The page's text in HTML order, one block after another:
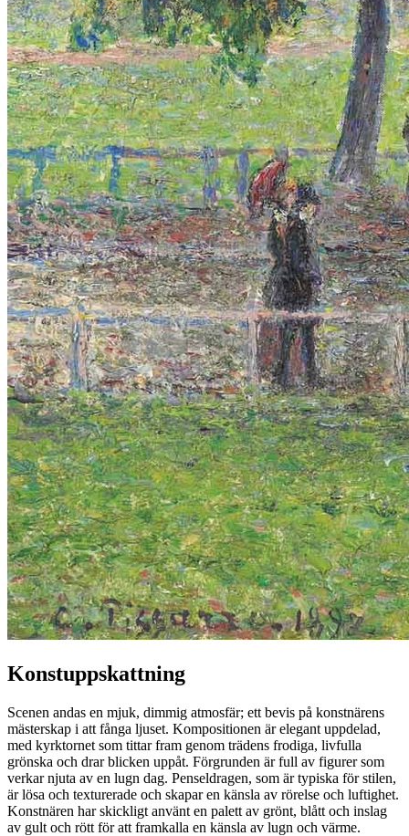
Konstuppskattning
Scenen andas en mjuk, dimmig atmosfär; ett bevis på konstnärens
mästerskap i att fånga ljuset. Kompositionen är elegant uppdelad,
med kyrktornet som tittar fram genom trädens frodiga, livfulla
grönska och drar blicken uppåt. Förgrunden är full av figurer som
verkar njuta av en lugn dag. Penseldragen, som är typiska för stilen,
är lösa och texturerade och skapar en känsla av rörelse och luftighet.
Konstnären har skickligt använt en palett av grönt, blått och inslag
av gult och rött för att framkalla en känsla av lugn och värme.